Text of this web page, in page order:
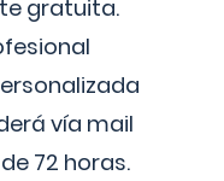
gratuita.
vía mail
72 horas.